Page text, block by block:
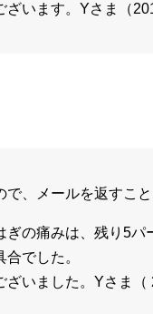
ざいます。Yさま（
で、メールを返すこ
ぎの痛みは、残り5
でした。
ざいました。Yさま